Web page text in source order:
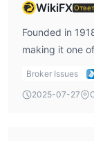
WikiFX
Founded in
making it one
experience in
Agency (FSA),
Broker Issues
2025-07-27